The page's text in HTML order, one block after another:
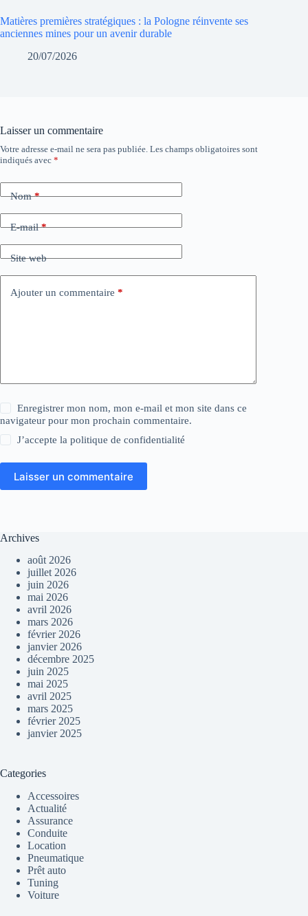
Matières premières stratégiques : la Pologne réinvente ses
anciennes mines pour un avenir durable
20/07/2026
Laisser un commentaire
Votre adresse e-mail ne sera pas publiée. Les champs obligatoires sont
indiqués avec *
Nom*
E-mail*
Site web
Ajouter un commentaire *
Enregistrer mon nom, mon e-mail et mon site dans ce
navigateur pour mon prochain commentaire.
J’accepte lapolitique de confidentialité
Laisser un commentaire
Archives
août 2026
juillet 2026
juin 2026
mai 2026
avril 2026
mars 2026
février 2026
janvier 2026
décembre 2025
juin 2025
mai 2025
avril 2025
mars 2025
février 2025
janvier 2025
Categories
Accessoires
Actualité
Assurance
Conduite
Location
Pneumatique
Prêt auto
Tuning
Voiture